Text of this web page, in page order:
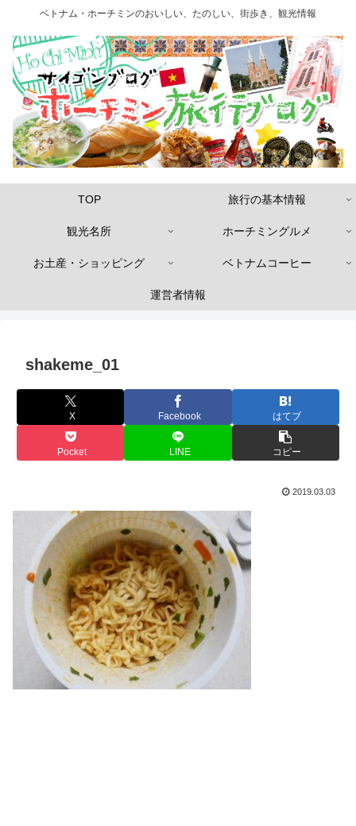
ベトナム・ホーチミンのおいしい、たのしい、街歩き、観光情報
TOP 旅行の基本情報
観光名所 ホーチミングルメ
お土産・ショッピング ベトナムコーヒー
運営者情報
shakeme_01
X Facebook はてブ
Pocket LINE コピー
2019.03.03